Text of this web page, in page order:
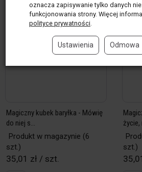
Magiczny kubek baryłka - Mówię
do niej s...
Produkt w magazynie (6
szt.)
35,01 zł / szt.
życie,
szt.)
oznacza zapisywanie tylko danych
funkcjonowania strony. Więcej
polityce prywatności
Ustawienia Odmowa